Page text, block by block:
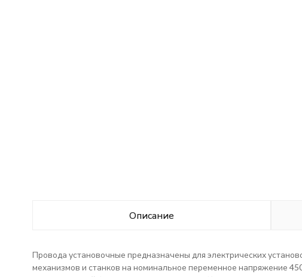
Описание
Провода установочные предназначены для электрических
механизмов и станков на номинальное переменное напряжение